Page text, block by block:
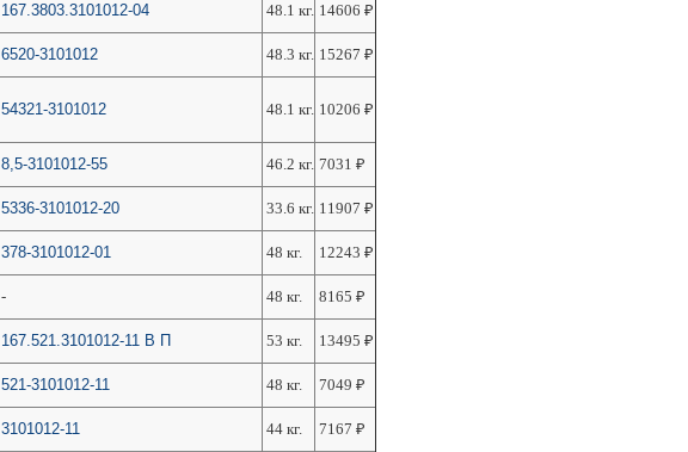
167.3803.3101012-04 48.1 кг. 14606 ₽
6520-3101012 48.3 кг. 15267 ₽
54321-3101012 48.1 кг. 10206 ₽
8,5-3101012-55 46.2 кг. 7031 ₽
5336-3101012-20 33.6 кг. 11907 ₽
378-3101012-01 48 кг. 12243 ₽
- 48 кг. 8165 ₽
167.521.3101012-11 В П 53 кг. 13495 ₽
521-3101012-11 48 кг. 7049 ₽
3101012-11 44 кг. 7167 ₽